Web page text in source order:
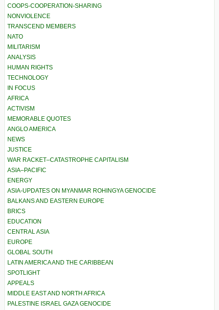
COOPS-COOPERATION-SHARING
NONVIOLENCE
TRANSCEND MEMBERS
NATO
MILITARISM
ANALYSIS
HUMAN RIGHTS
TECHNOLOGY
IN FOCUS
AFRICA
ACTIVISM
MEMORABLE QUOTES
ANGLO AMERICA
NEWS
JUSTICE
WAR RACKET–CATASTROPHE CAPITALISM
ASIA–PACIFIC
ENERGY
ASIA-UPDATES ON MYANMAR ROHINGYA GENOCIDE
BALKANS AND EASTERN EUROPE
BRICS
EDUCATION
CENTRAL ASIA
EUROPE
GLOBAL SOUTH
LATIN AMERICA AND THE CARIBBEAN
SPOTLIGHT
APPEALS
MIDDLE EAST AND NORTH AFRICA
PALESTINE ISRAEL GAZA GENOCIDE